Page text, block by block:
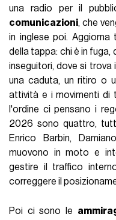
una radio per il
comunicazioni, che
in inglese poi. Aggiorna
della tappa: chi è in fuga,
inseguitori, dove si trova
una caduta, un ritiro o
attività e i movimenti di
l'ordine ci pensano i
2026 sono quattro,
Enrico Barbin,
muovono in moto e
gestire il traffico
correggere il
Poi ci sono le